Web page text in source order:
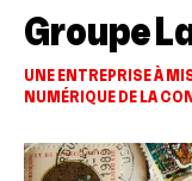
Groupe
UNE ENTREPRISE À
NUMÉRIQUE DE LA